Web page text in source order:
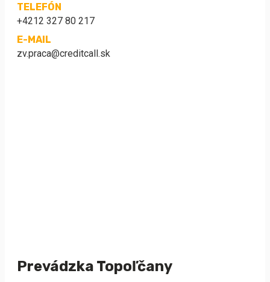
TELEFÓN
+4212 327 80 217
E-MAIL
zv.praca@creditcall.sk
Prevádzka Topoľčany